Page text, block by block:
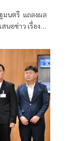
มนตรี แถลงผล
นอข่าว เรื่อง
ยรภาพและ